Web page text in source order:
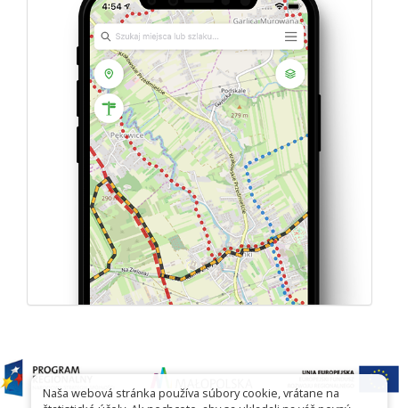
Naša webová stránka používa súbory cookie, vrátane na